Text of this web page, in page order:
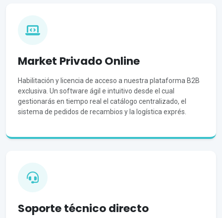
Market Privado Online
Habilitación y licencia de acceso a nuestra plataforma B2B
exclusiva. Un software ágil e intuitivo desde el cual
gestionarás en tiempo real el catálogo centralizado, el
sistema de pedidos de recambios y la logística exprés.
Soporte técnico directo